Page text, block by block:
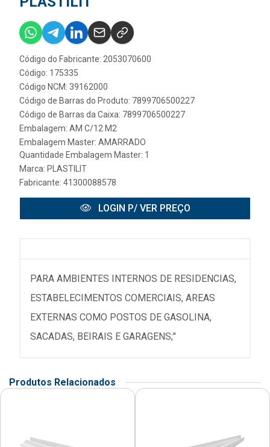
Código do Fabricante: 2053070600
Código: 175335
Código NCM: 39162000
Código de Barras do Produto: 7899706500227
Código de Barras da Caixa: 7899706500227
Embalagem: AM C/12 M2
Embalagem Master: AMARRADO
Quantidade Embalagem Master: 1
Marca: PLASTILIT
Fabricante: 41300088578
LOGIN P/ VER PREÇO
PARA AMBIENTES INTERNOS DE RESIDENCIAS,
ESTABELECIMENTOS COMERCIAIS, AREAS
EXTERNAS COMO POSTOS DE GASOLINA,
SACADAS, BEIRAIS E GARAGENS;"
Produtos Relacionados